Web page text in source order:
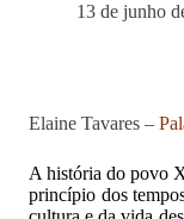
13 de junho
Elaine Tavares –
A história do povo
princípio dos